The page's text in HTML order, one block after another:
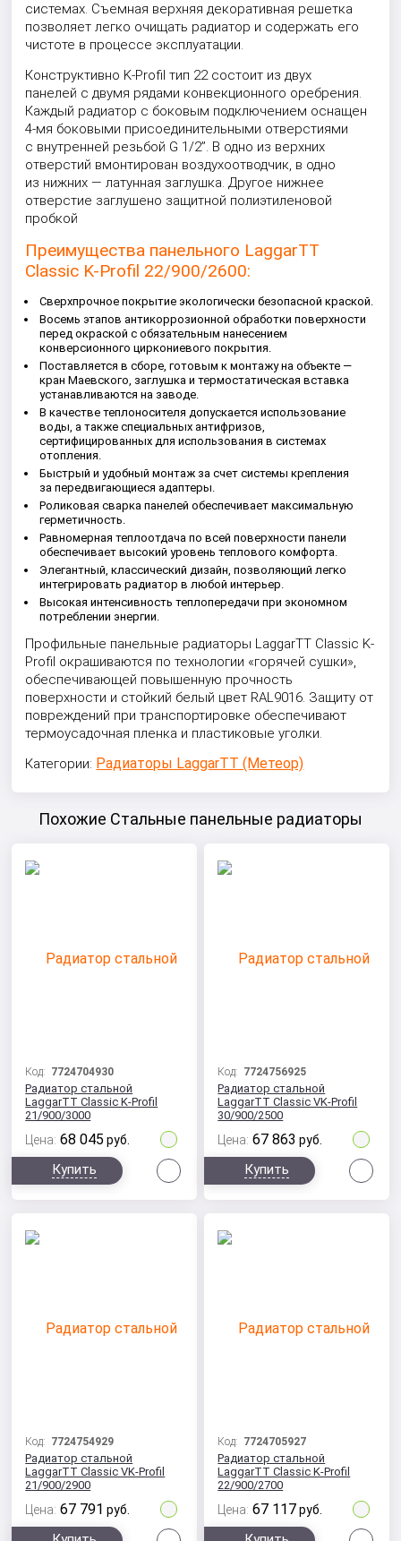
системах. Съемная верхняя декоративная решетка
позволяет легко очищать радиатор и содержать его
чистоте в процессе эксплуатации.
Конструктивно K-Profil тип 22 состоит из двух
панелей с двумя рядами конвекционного оребрения.
Каждый радиатор с боковым подключением оснащен
4-мя боковыми присоединительными отверстиями
с внутренней резьбой G 1/2”. В одно из верхних
отверстий вмонтирован воздухоотводчик, в одно
из нижних — латунная заглушка. Другое нижнее
отверстие заглушено защитной полиэтиленовой
пробкой
Преимущества панельного LaggarTT
Classic K-Profil 22/900/2600:
Сверхпрочное покрытие экологически безопасной краской.
Восемь этапов антикоррозионной обработки поверхности
перед окраской с обязательным нанесением
конверсионного циркониевого покрытия.
Поставляется в сборе, готовым к монтажу на объекте —
кран Маевского, заглушка и термостатическая вставка
устанавливаются на заводе.
В качестве теплоносителя допускается использование
воды, а также специальных антифризов,
сертифицированных для использования в системах
отопления.
Быстрый и удобный монтаж за счет системы крепления
за передвигающиеся адаптеры.
Роликовая сварка панелей обеспечивает максимальную
герметичность.
Равномерная теплоотдача по всей поверхности панели
обеспечивает высокий уровень теплового комфорта.
Элегантный, классический дизайн, позволяющий легко
интегрировать радиатор в любой интерьер.
Высокая интенсивность теплопередачи при экономном
потреблении энергии.
Профильные панельные радиаторы LaggarTT Classic K-
Profil окрашиваются по технологии «горячей сушки»,
обеспечивающей повышенную прочность
поверхности и стойкий белый цвет RAL9016. Защиту от
повреждений при транспортировке обеспечивают
термоусадочная пленка и пластиковые уголки.
Категории: Радиаторы LaggarTT (Метеор)
Похожие Стальные панельные радиаторы
Код: 7724704930
Радиатор стальной
LaggarTT Classic K-Profil
21/900/3000
Цена: 68 045 руб.
Купить
Код: 7724756925
Радиатор стальной
LaggarTT Classic VK-Profil
30/900/2500
Цена: 67 863 руб.
Купить
Код: 7724754929
Радиатор стальной
LaggarTT Classic VK-Profil
21/900/2900
Цена: 67 791 руб.
Код: 7724705927
Радиатор стальной
LaggarTT Classic K-Profil
22/900/2700
Цена: 67 117 руб.